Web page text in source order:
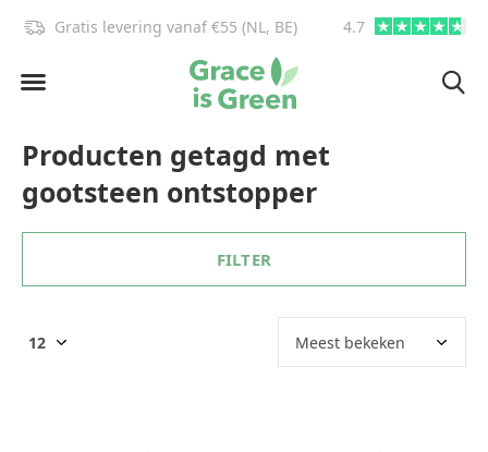
Gratis levering vanaf €55 (NL, BE) 4.7
Producten getagd met
gootsteen ontstopper
FILTER